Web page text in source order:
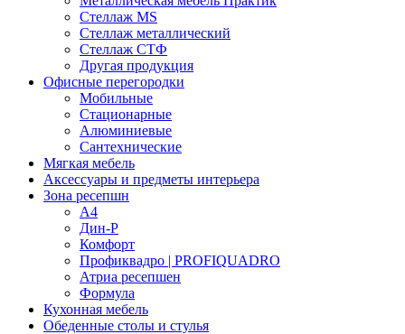
Стеллаж MS
Стеллаж металлический
Стеллаж СТФ
Другая продукция
Офисные перегородки
Мобильные
Стационарные
Алюминиевые
Сантехнические
Мягкая мебель
Аксессуары и предметы интерьера
Зона ресепшн
А4
Дин-Р
Комфорт
Профиквадро | PROFIQUADRO
Атриа ресепшен
Формула
Кухонная мебель
Обеденные столы и стулья